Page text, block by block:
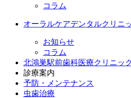
コラム
オーラルケアデンタルクリニ
お知らせ
コラム
北鴻巣駅前歯科医療クリニッ
診療案内
予防・メンテナンス
虫歯治療